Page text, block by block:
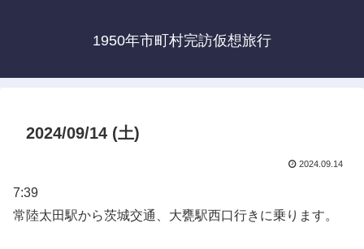
1950年市町村完訪仮想旅行
2024/09/14 (土)
2024.09.14
7:39
常陸太田駅から茨城交通、大甕駅西口行きに乗ります。